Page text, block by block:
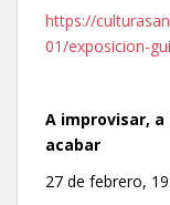
https://
01/exposicion-
A improvisar,
acabar
27 de febrero,